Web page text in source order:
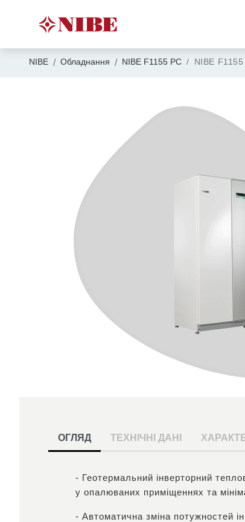
NIBE Обладнання NIBE F1155 PC NIBE
ОГЛЯД ТЕХНІЧНІ ДАНІ
- Геотермальний інверторний
у опалюваних приміщеннях та
- Автоматична зміна потужностей